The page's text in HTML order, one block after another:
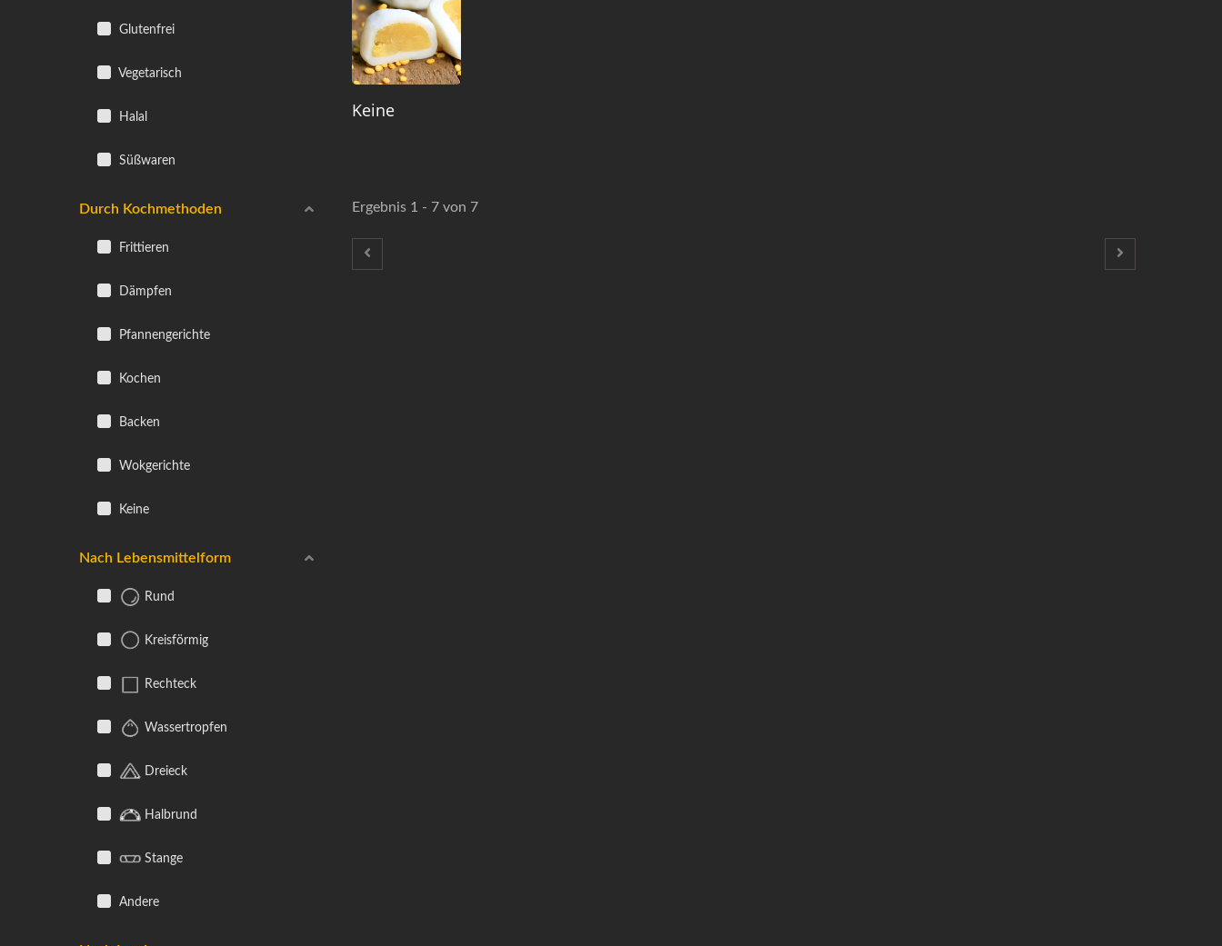
Glutenfrei
Vegetarisch
Halal
Süßwaren
Durch Kochmethoden
Frittieren
Dämpfen
Pfannengerichte
Kochen
Backen
Wokgerichte
Keine
Nach Lebensmittelform
Rund
Kreisförmig
Rechteck
Wassertropfen
Dreieck
Halbrund
Stange
Andere
Keine
Ergebnis 1 - 7 von 7